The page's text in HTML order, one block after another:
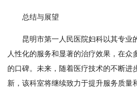
总结与展望
昆明市第一人民医院妇科以其专业
人性化的服务和显著的治疗效果，在众
的口碑。未来，随着医疗技术的不断进
新，该科室将继续致力于提升服务质量